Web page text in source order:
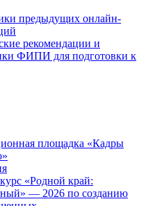
предыдущих онлайн-
рекомендации и
ФИПИ для подготовки к
площадка «Кадры
«Родной край:
— 2026 по созданию